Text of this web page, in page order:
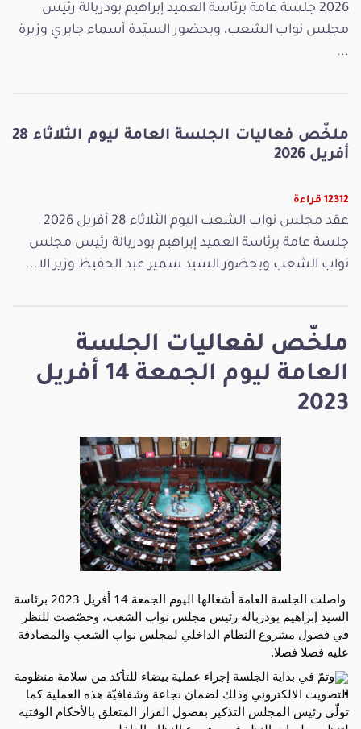
ملخّص لفعاليات الجلسة
العامة ليوم الجمعة 14 أفريل
2023
عليه فصلا فصلا.
2026 جلسة عامة برئاسة العميد إبراهيم بودربالة رئيس
مجلس نواب الشعب، وبحضور السيّدة أسماء جابري وزيرة
...
ملخّص فعاليات الجلسة العامة ليوم الثلاثاء 28
أفريل 2026
12312 قراءة
عقد مجلس نواب الشعب اليوم الثلاثاء 28 أفريل 2026
جلسة عامة برئاسة العميد إبراهيم بودربالة رئيس مجلس
نواب الشعب وبحضور السيد سمير عبد الحفيظ وزير الا...